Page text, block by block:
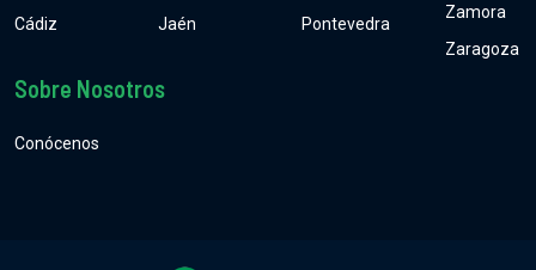
Cádiz
Jaén
Pontevedra
Zamora
Zaragoza
Sobre Nosotros
Conócenos